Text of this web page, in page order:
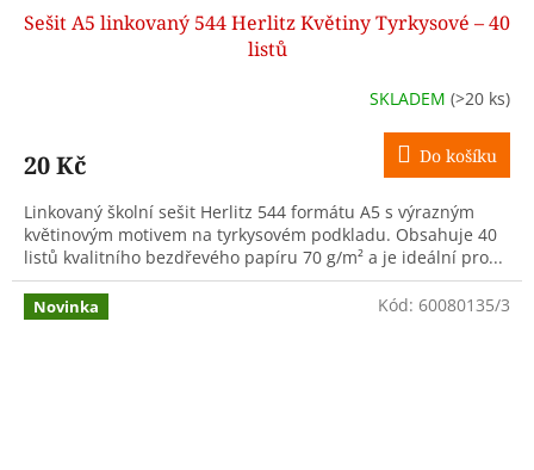
Sešit A5 linkovaný 544 Herlitz Květiny Tyrkysové – 40
listů
SKLADEM (>20 ks)
20 Kč Do košíku
Linkovaný školní sešit Herlitz 544 formátu A5 s výrazným
květinovým motivem na tyrkysovém podkladu. Obsahuje 40
listů kvalitního bezdřevého papíru 70 g/m² a je ideální pro...
Novinka Kód: 60080135/3